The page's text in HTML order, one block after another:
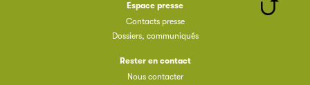
Espace presse
Contacts presse
Dossiers, communiqués
Rester en contact
Nous contacter